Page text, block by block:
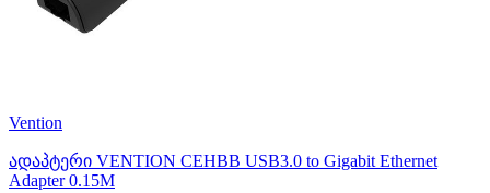
Vention
ადაპტერი VENTION CEHBB USB3.0 to Gigabit Ethernet
Adapter 0.15M